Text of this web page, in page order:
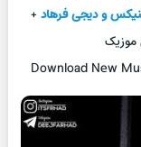
و دیجی فرهاد+
موزیک
Download New